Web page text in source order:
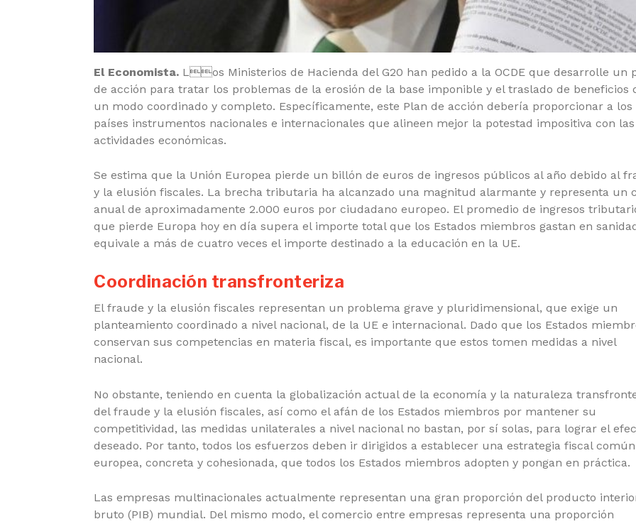
El Economista. Los Ministerios de Hacienda del G20 han pedido a la OCDE que desarrolle un
de acción para tratar los problemas de la erosión de la base imponible y el traslado de beneficios
un modo coordinado y completo. Específicamente, este Plan de acción debería proporcionar a los
países instrumentos nacionales e internacionales que alineen mejor la potestad impositiva con las
actividades económicas.
Se estima que la Unión Europea pierde un billón de euros de ingresos públicos al año debido al
y la elusión fiscales. La brecha tributaria ha alcanzado una magnitud alarmante y representa un
anual de aproximadamente 2.000 euros por ciudadano europeo. El promedio de ingresos
que pierde Europa hoy en día supera el importe total que los Estados miembros gastan en
equivale a más de cuatro veces el importe destinado a la educación en la UE.
Coordinación transfronteriza
El fraude y la elusión fiscales representan un problema grave y pluridimensional, que exige un
planteamiento coordinado a nivel nacional, de la UE e internacional. Dado que los Estados
conservan sus competencias en materia fiscal, es importante que estos tomen medidas a nivel
nacional.
No obstante, teniendo en cuenta la globalización actual de la economía y la naturaleza
del fraude y la elusión fiscales, así como el afán de los Estados miembros por mantener su
competitividad, las medidas unilaterales a nivel nacional no bastan, por sí solas, para lograr el
deseado. Por tanto, todos los esfuerzos deben ir dirigidos a establecer una estrategia fiscal común
europea, concreta y cohesionada, que todos los Estados miembros adopten y pongan en práctica.
Las empresas multinacionales actualmente representan una gran proporción del producto
bruto (PIB) mundial. Del mismo modo, el comercio entre empresas representa una proporción